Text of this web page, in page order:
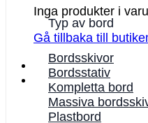
Inga produkter i
Gå tillbaka till
Typ av bord
Bordsskivor
Bordsstativ
Kompletta bord
Massiva
Plastbord